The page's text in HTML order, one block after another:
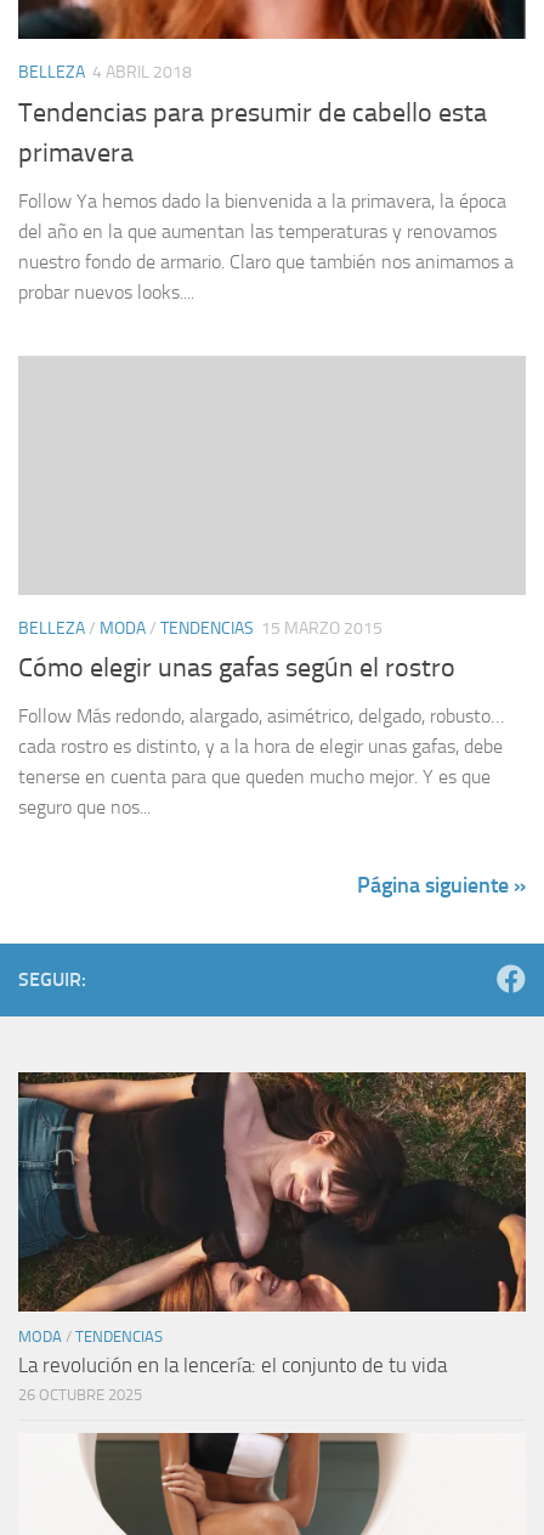
BELLEZA 4 ABRIL 2018
Tendencias para presumir de cabello esta
primavera
Follow Ya hemos dado la bienvenida a la primavera, la época
del año en la que aumentan las temperaturas y renovamos
nuestro fondo de armario. Claro que también nos animamos a
probar nuevos looks....
BELLEZA/ MODA/ TENDENCIAS 15 MARZO 2015
Cómo elegir unas gafas según el rostro
Follow Más redondo, alargado, asimétrico, delgado, robusto…
cada rostro es distinto, y a la hora de elegir unas gafas, debe
tenerse en cuenta para que queden mucho mejor. Y es que
seguro que nos...
Página siguiente »
SEGUIR:
MODA / TENDENCIAS
La revolución en la lencería: el conjunto de tu vida
26 OCTUBRE 2025